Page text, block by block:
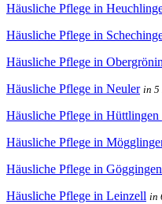
Häusliche Pflege in
Häusliche Pflege in
Häusliche Pflege in
Häusliche Pflege in Neuler in 5
Häusliche Pflege in
Häusliche Pflege in
Häusliche Pflege in
Häusliche Pflege in Leinzell in